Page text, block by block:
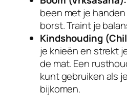
been met je
borst. Traint je
Kindshouding
je knieën en strekt
de mat. Een
kunt gebruiken als
bijkomen.